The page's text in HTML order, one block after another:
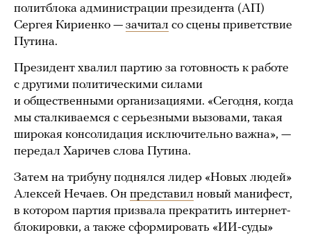
политблока администрации президента (АП)
Сергея Кириенко — зачитал со сцены приветствие
Путина.
Президент хвалил партию за готовность к работе
с другими политическими силами
и общественными организациями. «Сегодня, когда
мы сталкиваемся с серьезными вызовами, такая
широкая консолидация исключительно важна», —
передал Харичев слова Путина.
Затем на трибуну поднялся лидер «Новых людей»
Алексей Нечаев. Он представил новый манифест,
в котором партия призвала прекратить интернет-
блокировки, а также сформировать «ИИ-суды»